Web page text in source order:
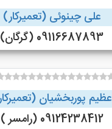
علی چینوئی (تعمیرکار)
09116687893 (گرگان)
عظیم پوربخشیان (تعمیرکار)
09124238412 (رامسر )